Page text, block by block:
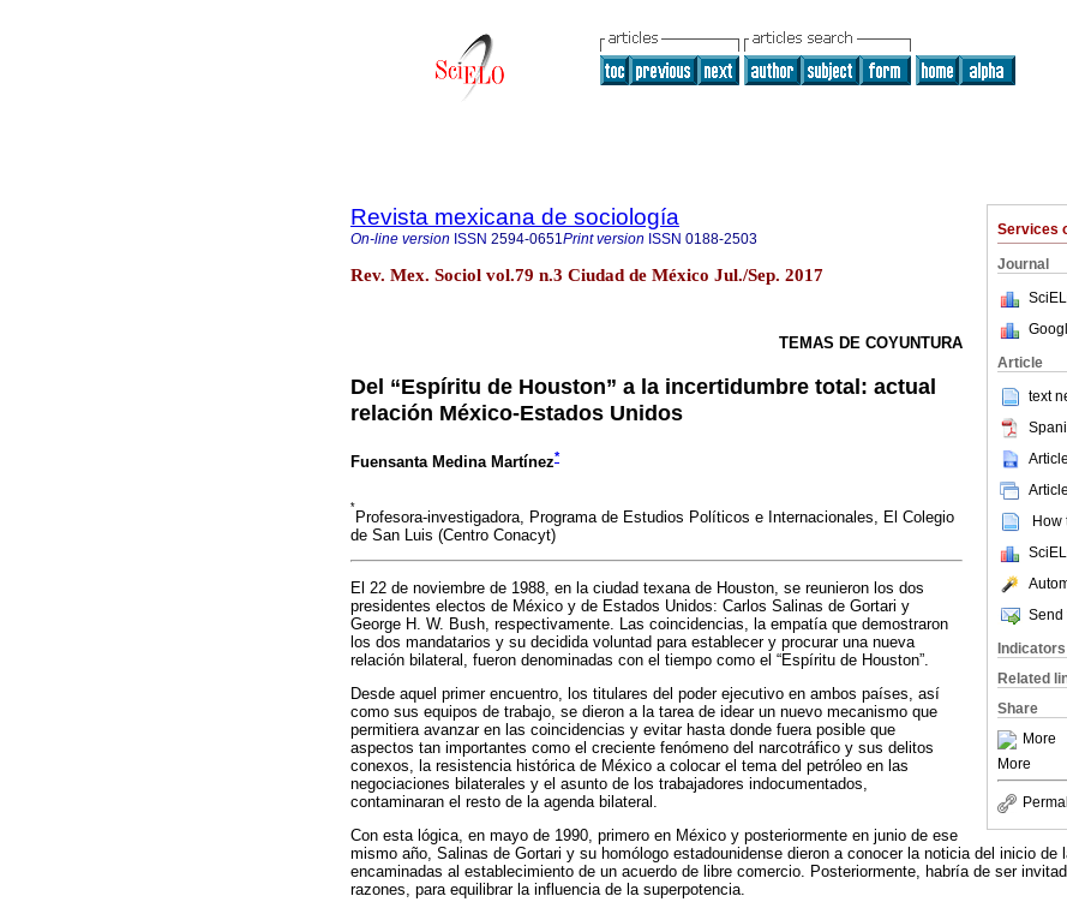
Services
Journal
Article
text
How
Send
Indicators
Related
Share
More
More
Revista mexicana de sociología
On-line version ISSN 2594-0651Print version ISSN 0188-2503
Rev. Mex. Sociol vol.79 n.3 Ciudad de México Jul./Sep. 2017
TEMAS DE COYUNTURA
Del “Espíritu de Houston” a la incertidumbre total: actual
relación México-Estados Unidos
Fuensanta Medina Martínez*
*
Profesora-investigadora, Programa de Estudios Políticos e Internacionales, El Colegio
de San Luis (Centro Conacyt)
El 22 de noviembre de 1988, en la ciudad texana de Houston, se reunieron los dos
presidentes electos de México y de Estados Unidos: Carlos Salinas de Gortari y
George H. W. Bush, respectivamente. Las coincidencias, la empatía que demostraron
los dos mandatarios y su decidida voluntad para establecer y procurar una nueva
relación bilateral, fueron denominadas con el tiempo como el “Espíritu de Houston”.
Desde aquel primer encuentro, los titulares del poder ejecutivo en ambos países, así
como sus equipos de trabajo, se dieron a la tarea de idear un nuevo mecanismo que
permitiera avanzar en las coincidencias y evitar hasta donde fuera posible que
aspectos tan importantes como el creciente fenómeno del narcotráfico y sus delitos
conexos, la resistencia histórica de México a colocar el tema del petróleo en las
negociaciones bilaterales y el asunto de los trabajadores indocumentados,
contaminaran el resto de la agenda bilateral.
Con esta lógica, en mayo de 1990, primero en México y posteriormente en junio de ese
mismo año, Salinas de Gortari y su homólogo estadounidense dieron a conocer la noticia del inicio de
encaminadas al establecimiento de un acuerdo de libre comercio. Posteriormente, habría de ser
razones, para equilibrar la influencia de la superpotencia.